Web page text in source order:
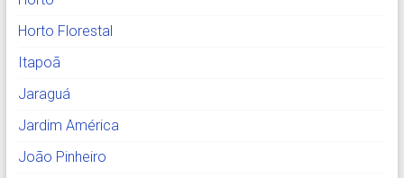
Horto Florestal
Itapoã
Jaraguá
Jardim América
João Pinheiro